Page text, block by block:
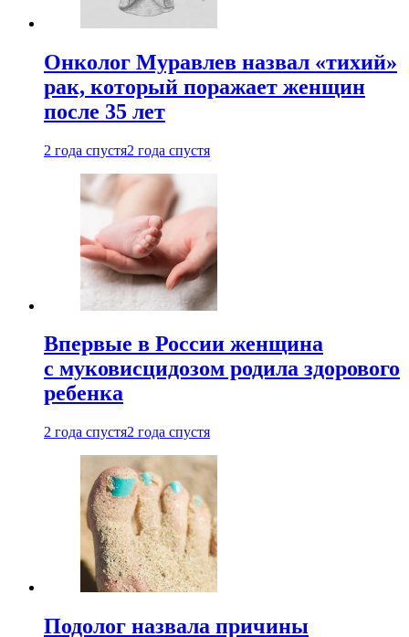
Онколог Муравлев назвал «тихий»
рак, который поражает женщин
после 35 лет
2 года спустя2 года спустя
Впервые в России женщина
с муковисцидозом родила здорового
ребенка
2 года спустя2 года спустя
Подолог назвала причины